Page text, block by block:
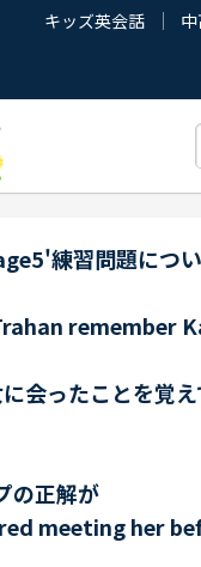
キッズ英会話
練習問題につ
remember
会ったことを覚
の正解が
meeting her